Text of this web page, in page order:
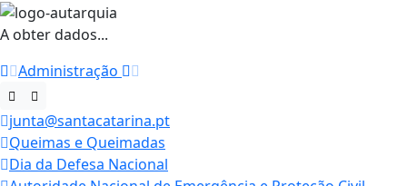
A obter dados...
Administração
junta@santacatarina.pt
Queimas e Queimadas
Dia da Defesa Nacional